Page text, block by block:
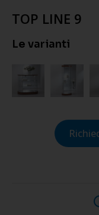
TOP LINE 9
Le varianti